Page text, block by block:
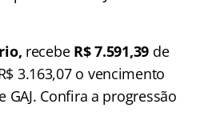
recebe R$ 7.591,39 de
3.163,07 o vencimento
GAJ. Confira a progressão